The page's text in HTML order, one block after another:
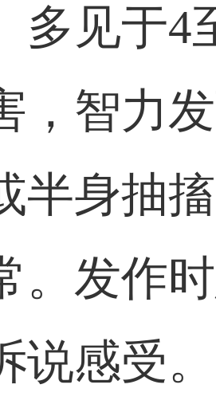
多见于4
智力发
半身抽
。发作
说感受